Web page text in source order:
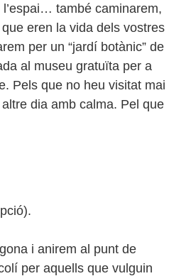
també caminarem,
eren la vida dels vostres
per un “jardí botànic” de
al museu gratuïta per a
Pels que no heu visitat mai
dia amb calma. Pel que
i anirem al punt de
per aquells que vulguin